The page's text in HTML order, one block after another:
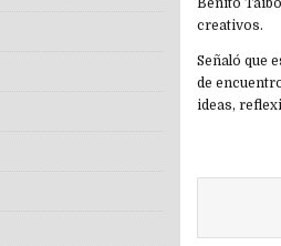
Benito
creativos.
Señaló que
de
ideas,